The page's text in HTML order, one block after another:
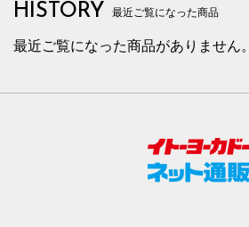
HISTORY 最近ご覧になった商品
最近ご覧になった商品がありません。